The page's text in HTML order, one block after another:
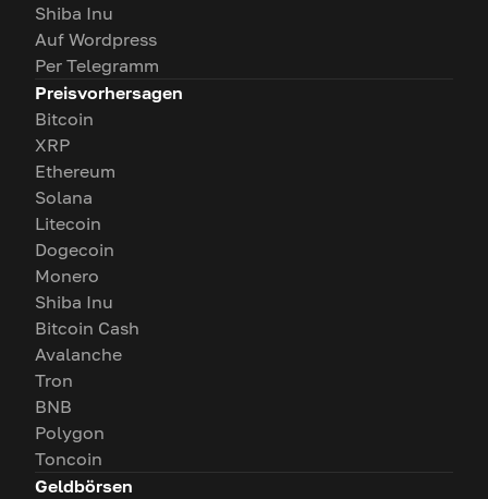
Shiba Inu
Auf Wordpress
Per Telegramm
Preisvorhersagen
Bitcoin
XRP
Ethereum
Solana
Litecoin
Dogecoin
Monero
Shiba Inu
Bitcoin Cash
Avalanche
Tron
BNB
Polygon
Toncoin
Geldbörsen